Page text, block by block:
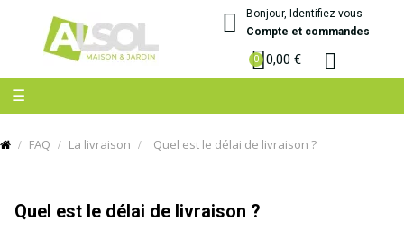
Bonjour, Identifiez-vous
Compte et commandes
0,00 €
Basculer
la
☰
FAQ La livraison Quel est le délai de livraison ?
Quel est le délai de livraison ?